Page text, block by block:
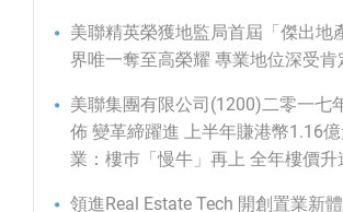
美聯精英榮獲地監局首屆「傑出地
界唯一奪至高榮耀 專業地位深受肯
美聯集團有限公司(1200)二零一七
佈 變革締躍進 上半年賺港幣1.16
業：樓巿「慢牛」再上 全年樓價升
領進Real Estate Tech 開創置業新